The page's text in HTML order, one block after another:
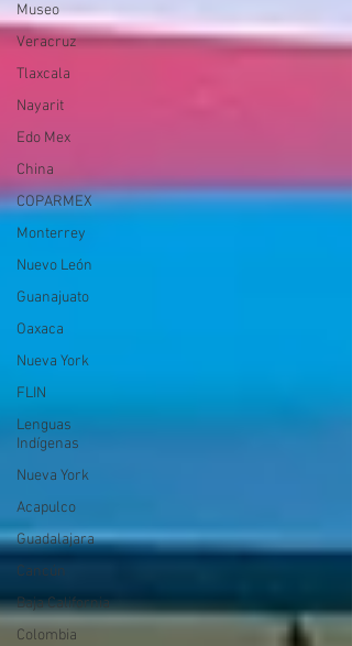
Museo
Veracruz
Tlaxcala
Nayarit
Edo Mex
China
COPARMEX
Monterrey
Nuevo León
Guanajuato
Oaxaca
Nueva York
FLIN
Lenguas
Indígenas
Nueva York
Acapulco
Guadalajara
Cancún
Baja California
Colombia